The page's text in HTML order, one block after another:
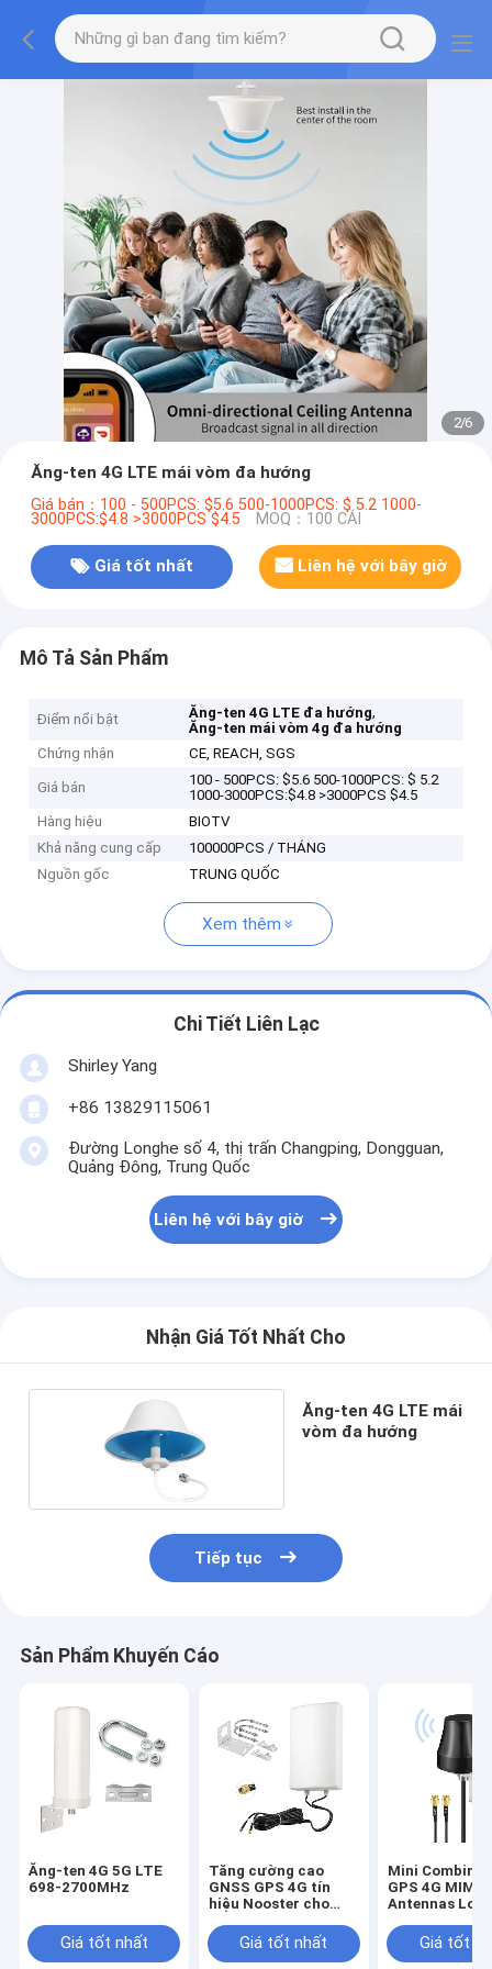
2/6
Ăng-ten 4G LTE mái vòm đa hướng
Giá bán：100 - 500PCS: $5.6 500-1000PCS: $ 5.2 1000-
3000PCS:$4.8 >3000PCS $4.5 MOQ：100 CÁI
Giá tốt nhất Liên hệ với bây giờ
Mô Tả Sản Phẩm
Điểm nổi bật Ăng-ten 4G LTE đa hướng,
Ăng-ten mái vòm 4g đa hướng
Chứng nhận
CE, REACH, SGS
Giá bán
100 - 500PCS: $5.6 500-1000PCS: $ 5.2
1000-3000PCS:$4.8 >3000PCS $4.5
Hàng hiệu
BIOTV
Khả năng cung cấp
100000PCS / THÁNG
Nguồn gốc
TRUNG QUỐC
Xem thêm
Chi Tiết Liên Lạc
Shirley Yang
+86 13829115061
Đường Longhe số 4, thị trấn Changping, Dongguan,
Quảng Đông, Trung Quốc
Liên hệ với bây giờ
Nhận Giá Tốt Nhất Cho
Ăng-ten 4G LTE mái
vòm đa hướng
Tiếp tục
Sản Phẩm Khuyến Cáo
Ăng-ten 4G 5G LTE
698-2700MHz
Giá tốt nhất
Tăng cường cao
GNSS GPS 4G tín
hiệu Nooster cho
Giá tốt nhất
Mini
GPS 4G MIMO
Antennas
50 OhmGiá tốt